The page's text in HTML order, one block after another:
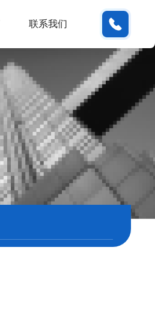
联系我们